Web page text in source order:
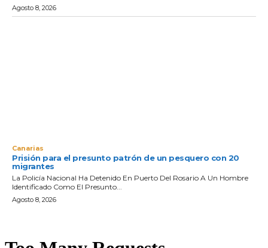
Agosto 8, 2026
Canarias
Prisión para el presunto patrón de un pesquero con 20
migrantes
La Policía Nacional Ha Detenido En Puerto Del Rosario A Un Hombre
Identificado Como El Presunto...
Agosto 8, 2026